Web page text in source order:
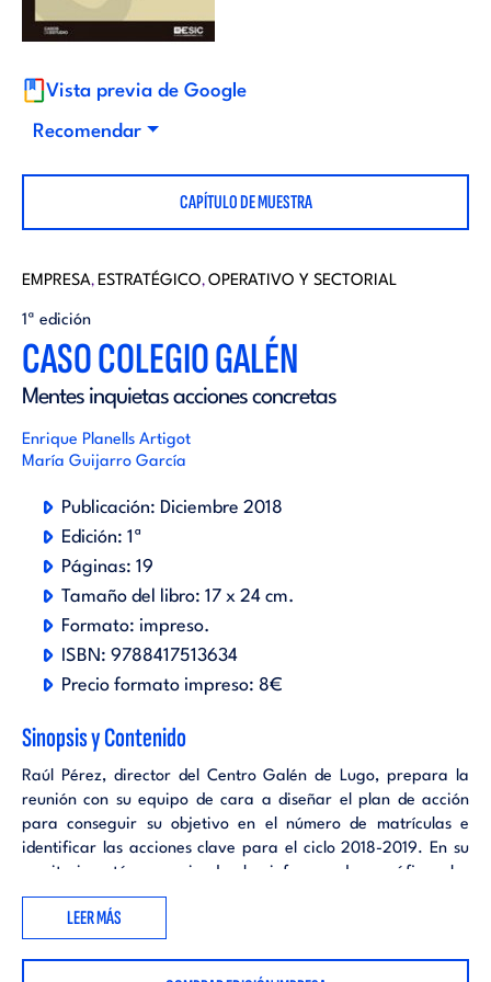
d
t
o
r
i
a
l
a
Vista previa de Google
Recomendar
CAPÍTULO DE MUESTRA
EMPRESA, ESTRATÉGICO, OPERATIVO Y SECTORIAL
1ª edición
CASO COLEGIO GALÉN
Mentes inquietas acciones concretas
Enrique Planells Artigot
María Guijarro García
Publicación: Diciembre 2018
Edición: 1ª
Páginas: 19
Tamaño del libro: 17 x 24 cm.
Formato: impreso.
ISBN: 9788417513634
Precio formato impreso: 8€
Sinopsis y Contenido
Raúl Pérez, director del Centro Galén de Lugo, prepara la
reunión con su equipo de cara a diseñar el plan de acción
para conseguir su objetivo en el número de matrículas e
identificar las acciones clave para el ciclo 2018-2019. En su
escritorio están organizados los informes demográficos, los
datos de mercado y las tendencias en innovación educativa.
Realiza un gráfico con los aspectos más destacados en los
LEER MÁS